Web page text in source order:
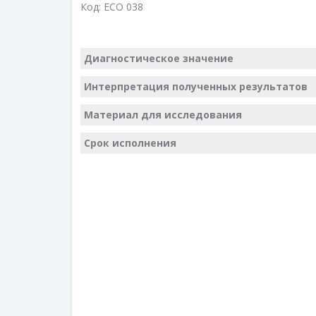
Код: ECO 038
Диагностическое значение
Интерпретация полученных результатов
Материал для исследования
Срок исполнения